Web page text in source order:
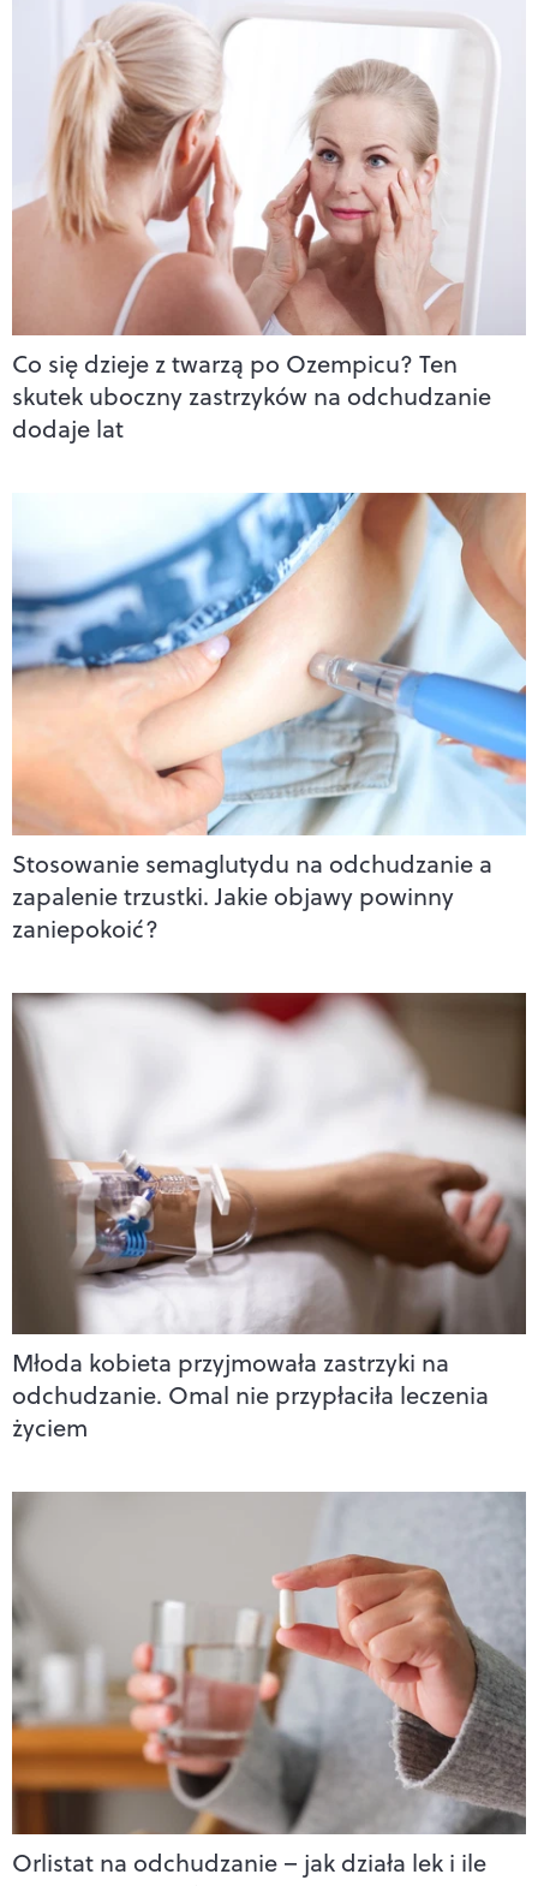
Co się dzieje z twarzą po Ozempicu? Ten
skutek uboczny zastrzyków na odchudzanie
dodaje lat
Stosowanie semaglutydu na odchudzanie a
zapalenie trzustki. Jakie objawy powinny
zaniepokoić?
Młoda kobieta przyjmowała zastrzyki na
odchudzanie. Omal nie przypłaciła leczenia
życiem
Orlistat na odchudzanie – jak działa lek i ile